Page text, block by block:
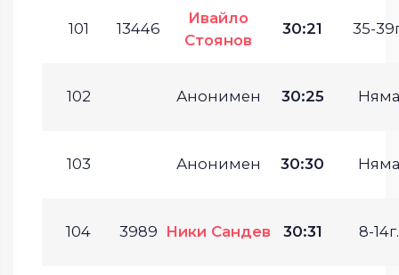
101 13446
Ивайло
Стоянов
30:21 35-
102 Анонимен 30:25 Няма
103 Анонимен 30:30 Няма
104 3989 Ники Сандев 30:31 8-14г.